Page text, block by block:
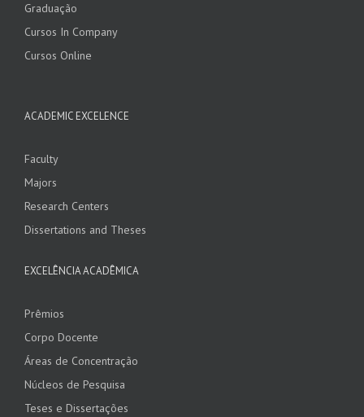
Graduação
Cursos In Company
Cursos Online
ACADEMIC EXCELENCE
Faculty
Majors
Research Centers
Dissertations and Theses
EXCELÊNCIA ACADÊMICA
Prêmios
Corpo Docente
Áreas de Concentração
Núcleos de Pesquisa
Teses e Dissertações